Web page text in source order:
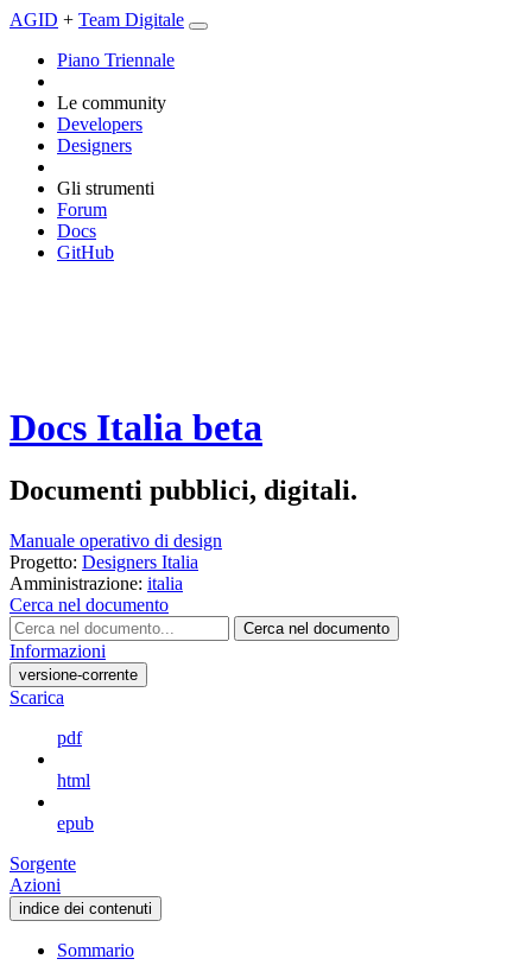
AGID + Team Digitale
Piano Triennale
Le community
Developers
Designers
Gli strumenti
Forum
Docs
GitHub
Docs Italia beta
Documenti pubblici, digitali.
Manuale operativo di design
Progetto: Designers Italia
Amministrazione: italia
Cerca nel documento
Cerca nel documento
Informazioni
versione-corrente
Scarica
pdf
html
epub
Sorgente
Azioni
indice dei contenuti
Sommario